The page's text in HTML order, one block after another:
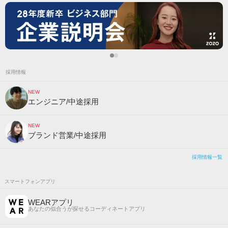
採用情報
NEW
エンジニア/中途採用
NEW
ブランド営業/中途採用
採用情報一覧
スマートフォンアプリ
WEARアプリ
あなたの似合うが探せるコーディネートアプリ